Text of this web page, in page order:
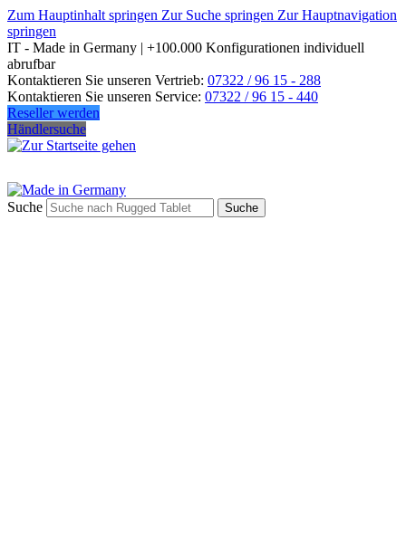
Zum Hauptinhalt springen Zur Suche springen Zur Hauptnavigation
springen
IT - Made in Germany | +100.000 Konfigurationen individuell
abrufbar
Kontaktieren Sie unseren Vertrieb: 07322 / 96 15 - 288
Kontaktieren Sie unseren Service: 07322 / 96 15 - 440
Reseller werden
Händlersuche
Suche Suche